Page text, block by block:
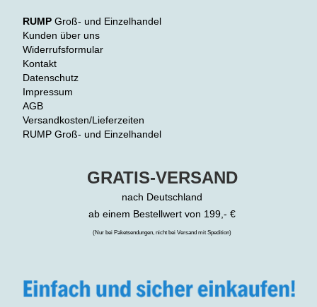
RUMP Groß- und Einzelhandel
Kunden über uns
Widerrufsformular
Kontakt
Datenschutz
Impressum
AGB
Versandkosten/Lieferzeiten
RUMP Groß- und Einzelhandel
GRATIS-VERSAND
nach Deutschland
ab einem Bestellwert von 199,- €
(Nur bei Paketsendungen, nicht bei Versand mit Spedition)